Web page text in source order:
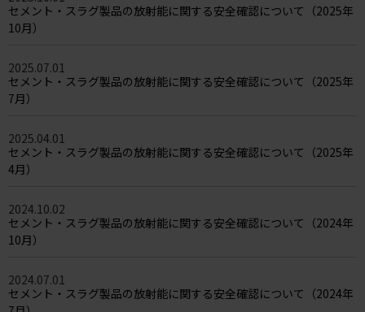
セメント・スラグ製品の放射能に関する安全確認について（2025年
10月）
2025.07.01
セメント・スラグ製品の放射能に関する安全確認について（2025年
7月）
2025.04.01
セメント・スラグ製品の放射能に関する安全確認について（2025年
4月）
2024.10.02
セメント・スラグ製品の放射能に関する安全確認について（2024年
10月）
2024.07.01
セメント・スラグ製品の放射能に関する安全確認について（2024年